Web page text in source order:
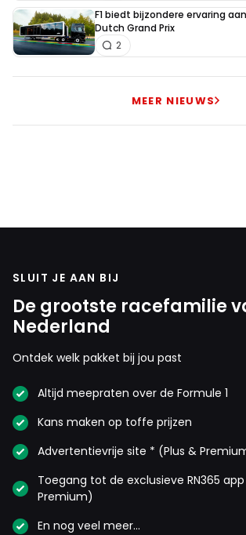
F1 biedt bijzondere ervaring
Dutch Grand Prix
2
MEER NIEUWS
SLUIT JE AAN BIJ
De grootste racefamilie
Nederland
Ontdek welk pakket bij jou past
Altijd meepraten over de Formule 1
Kans maken op toffe prijzen
Advertentievrije site * (Plus &
Toegang tot de exclusieve RN365
Premium)
En nog veel meer…